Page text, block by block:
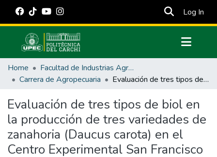
Log In
Communities & Collections
All of DSpace
Estadísticas Externas
Manuales
Home
Facultad de Industrias Agropecuarias y Ciencias Ambientales
Carrera de Agropecuaria
Evaluación de tres tipos de biol en la producción de tres variedades de zanahoria (Daucus carota) en el Centro Experimental San Francisco de la UPEC
Evaluación de tres tipos de biol en
la producción de tres variedades de
zanahoria (Daucus carota) en el
Centro Experimental San Francisco